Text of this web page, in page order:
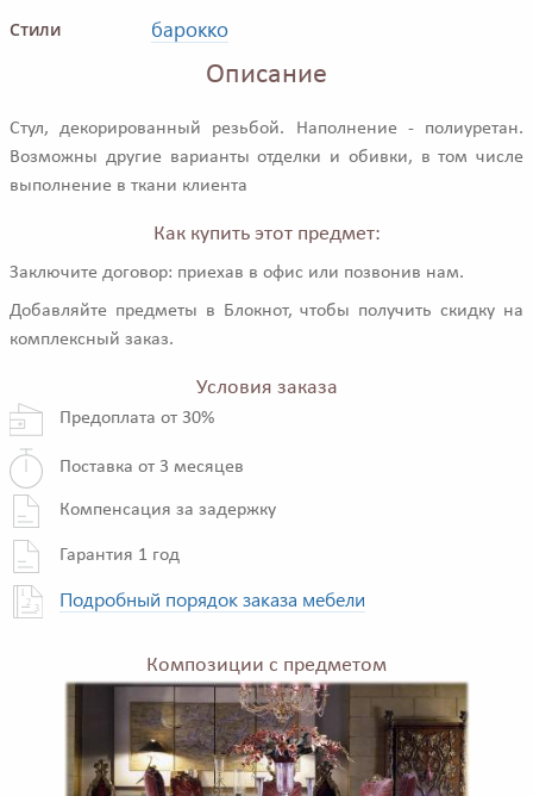
Стили барокко
Описание
Стул, декорированный резьбой. Наполнение - полиуретан.
Возможны другие варианты отделки и обивки, в том числе
выполнение в ткани клиента
Как купить этот предмет:
Заключите договор: приехав в офис или позвонив нам.
Добавляйте предметы в Блокнот, чтобы получить скидку на
комплексный заказ.
Условия заказа
Предоплата от 30%
Поставка от 3 месяцев
Компенсация за задержку
Гарантия 1 год
Подробный порядок заказа мебели
Композиции с предметом